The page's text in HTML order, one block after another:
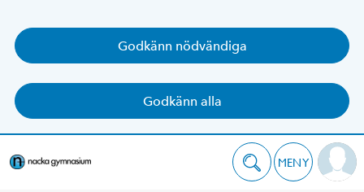
Godkänn nödvändiga
Godkänn alla
MENY